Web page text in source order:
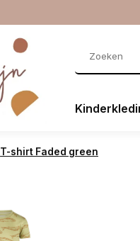
T-shirt Faded green